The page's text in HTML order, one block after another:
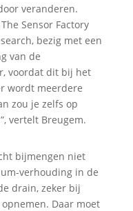
veranderen.
Sensor Factory
bezig met een
van de
voordat dit bij het
wordt meerdere
zou je zelfs op
vertelt Breugem.
bijmengen niet
verhouding in de
drain, zeker bij
Daar moet